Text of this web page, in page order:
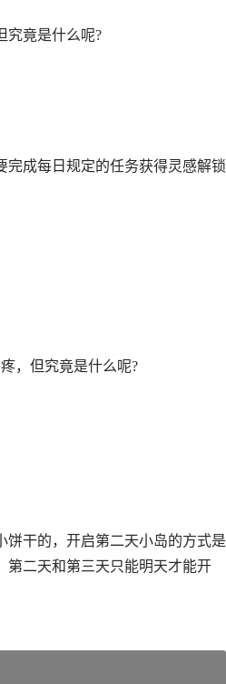
究竟是什么呢?
完成每日规定的任务获得灵感解锁
，但究竟是什么呢?
饼干的，开启第二天小岛的方式是
第二天和第三天只能明天才能开